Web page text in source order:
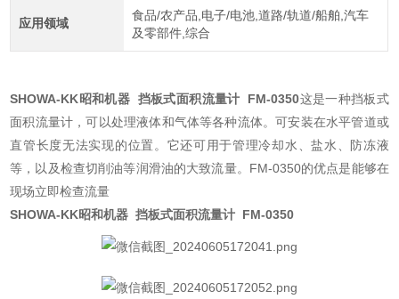
应用领域
食品/农产品,电子/电池,道路/轨道/船舶,汽车
及零部件,综合
SHOWA-KK昭和机器 挡板式面积流量计 FM-0350这是一种挡板式
面积流量计，可以处理液体和气体等各种流体。可安装在水平管道或
直管长度无法实现的位置。它还可用于管理冷却水、盐水、防冻液
等，以及检查切削油等润滑油的大致流量。FM-0350的优点是能够在
现场立即检查流量
SHOWA-KK昭和机器 挡板式面积流量计 FM-0350